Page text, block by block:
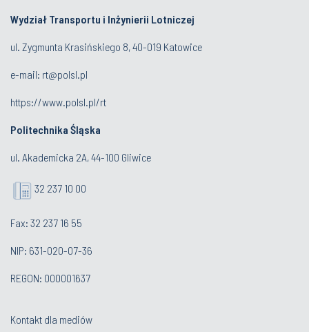
Wydział Transportu i Inżynierii Lotniczej
ul. Zygmunta Krasińskiego 8, 40-019 Katowice
e-mail: rt@polsl.pl
https://www.polsl.pl/rt
Politechnika Śląska
ul. Akademicka 2A, 44-100 Gliwice
32 237 10 00
Fax: 32 237 16 55
NIP: 631-020-07-36
REGON: 000001637
Kontakt dla mediów